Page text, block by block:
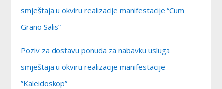
smještaja u okviru realizacije manifestacije “Cum
Grano Salis”
Poziv za dostavu ponuda za nabavku usluga
smještaja u okviru realizacije manifestacije
”Kaleidoskop”